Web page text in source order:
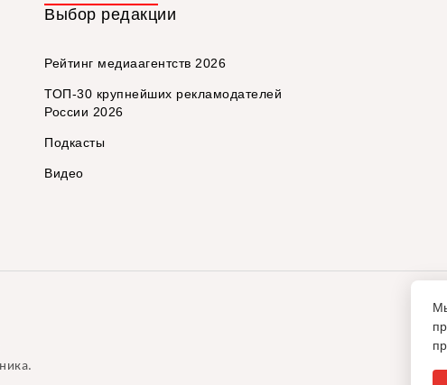
Выбор редакции
Рейтинг медиаагентств 2026
ТОП-30 крупнейших рекламодателей
России 2026
Подкасты
Видео